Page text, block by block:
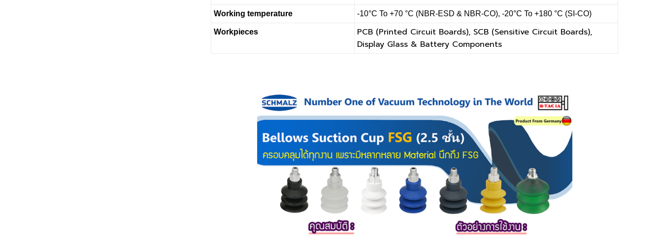
Working temperature -10°C To +70 °C (NBR-ESD & NBR-CO), -20°C To +180 °C (SI-CO)
Workpieces
PCB (Printed Circuit Boards), SCB (Sensitive Circuit Boards),
Display Glass & Battery Components